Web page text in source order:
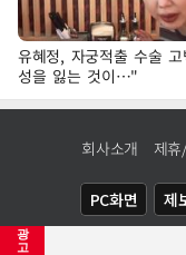
광
고
유혜정, 자궁적출 수술
성을 잃는 것이…"
회사소개 제
PC화면 제